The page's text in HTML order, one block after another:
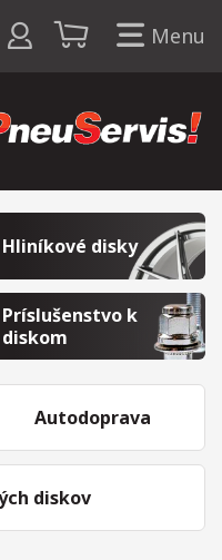
Menu
Hliníkové disky
Príslušenstvo k
diskom
diskov
Autodoprava